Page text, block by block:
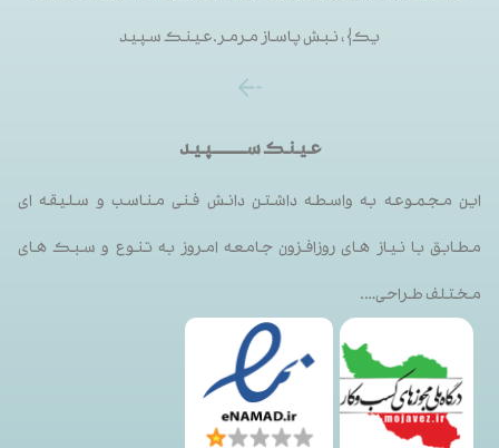
یک}، نبش پاساز مرمر.عینک سپید
عینک ســـــــــپید
این مجموعه به واسطه داشتن دانش فنی مناسب و سلیقه ای
مطابق با نیاز های روزافزون جامعه امروز به تنوع و سبک های
مختلف طراحی….